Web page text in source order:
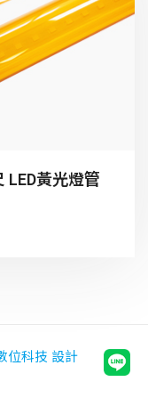
LED黃光燈管
位科技 設計